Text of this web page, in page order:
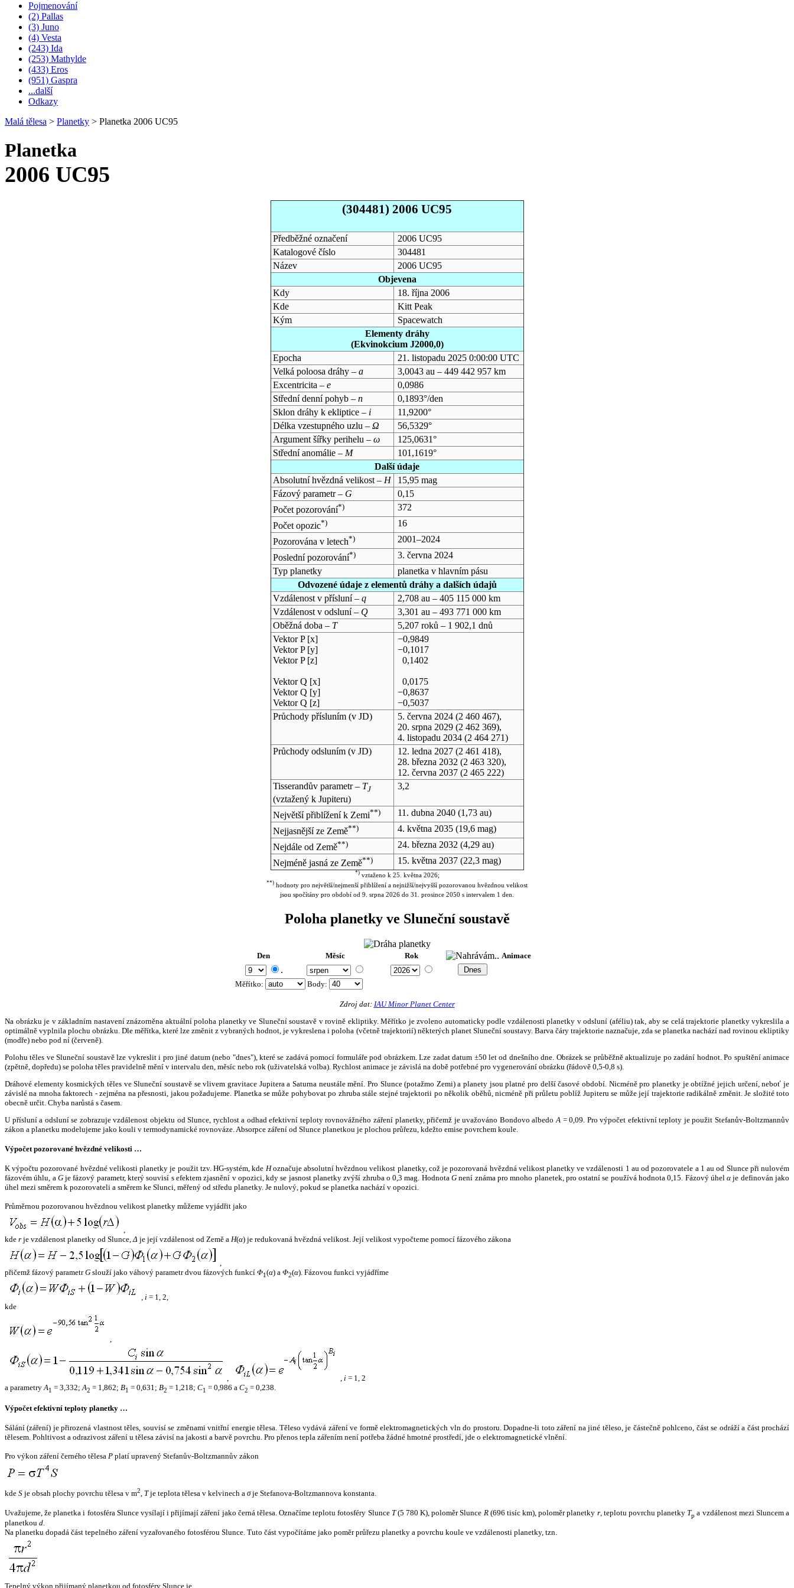
Pojmenování
(2) Pallas
(3) Juno
(4) Vesta
(243) Ida
(253) Mathylde
(433) Eros
(951) Gaspra
...další
Odkazy
Malá tělesa > Planetky > Planetka 2006 UC95
Planetka
2006 UC95
(304481) 2006 UC95
Předběžné označení
2006 UC95
Katalogové číslo
304481
Název
2006 UC95
Objevena
Kdy
18. října 2006
Kde
Kitt Peak
Kým
Spacewatch
Elementy dráhy
(Ekvinokcium J2000,0)
Epocha
21. listopadu 2025 0:00:00 UTC
Velká poloosa dráhy – a
3,0043 au – 449 442 957 km
Excentricita – e
0,0986
Střední denní pohyb – n
0,1893°/den
Sklon dráhy k ekliptice – i
11,9200°
Délka vzestupného uzlu – Ω
56,5329°
Argument šířky perihelu – ω
125,0631°
Střední anomálie – M
101,1619°
Další údaje
Absolutní hvězdná velikost – H
15,95 mag
Fázový parametr – G
0,15
Počet pozorování*)
372
Počet opozic*)
16
Pozorována v letech*)
2001–2024
Poslední pozorování*)
3. června 2024
Typ planetky
planetka v hlavním pásu
Odvozené údaje z elementů dráhy a dalších údajů
Vzdálenost v přísluní – q
2,708 au – 405 115 000 km
Vzdálenost v odsluní – Q
3,301 au – 493 771 000 km
Oběžná doba – T
5,207 roků – 1 902,1 dnů
Vektor P [x]
Vektor P [y]
Vektor P [z]
Vektor Q [x]
Vektor Q [y]
Vektor Q [z]
−0,9849
−0,1017
0,1402
0,0175
−0,8637
−0,5037
Průchody přísluním (v JD) 5. června 2024(2 460 467),
20. srpna 2029(2 462 369),
4. listopadu 2034(2 464 271)
Průchody odsluním (v JD) 12. ledna 2027(2 461 418),
28. března 2032 (2 463 320),
12. června 2037(2 465 222)
Tisserandův parametr – TJ
(vztažený k Jupiteru)
3,2
Největší přiblížení k Zemi**) 11. dubna 2040(1,73 au)
Nejjasnější ze Země**) 4. května 2035(19,6 mag)
Nejdále od Země**) 24. března 2032 (4,29 au)
Nejméně jasná ze Země**) 15. května 2037(22,3 mag)
*)vztaženo k 25. května 2026;
**) hodnoty pro největší/nejmenší přiblížení a nejnižší/nejvyšší pozorovanou hvězdnou velikost
jsou spočítány pro období od 9. srpna 2026 do 31. prosince 2050 s intervalem 1 den.
Poloha planetky ve Sluneční soustavě
Den Měsíc Rok Animace
.
Měřítko: Body:
Zdroj dat: IAU Minor Planet Center
Na obrázku je v základním nastavení znázorněna aktuální poloha planetky ve Sluneční soustavě v rovině ekliptiky. Měřítko je zvoleno automaticky podle vzdálenosti planetky v odsluní (aféliu) tak, aby se celá trajektorie planetky vykreslila a
optimálně vyplnila plochu obrázku. Dle měřítka, které lze změnit z vybraných hodnot, je vykreslena i poloha (včetně trajektorií) některých planet Sluneční soustavy. Barva čáry trajektorie naznačuje, zda se planetka nachází nad rovinou ekliptiky
(modře) nebo pod ní (červeně).
Polohu těles ve Sluneční soustavě lze vykreslit i pro jiné datum (nebo "dnes"), které se zadává pomocí formuláře pod obrázkem. Lze zadat datum ±50 let od dnešního dne. Obrázek se průběžně aktualizuje po zadání hodnot. Po spuštění animace
(zpětně, dopředu) se poloha těles pravidelně mění v intervalu den, měsíc nebo rok (uživatelská volba). Rychlost animace je závislá na době potřebné pro vygenerování obrázku (řádově 0,5-0,8 s).
Dráhové elementy kosmických těles ve Sluneční soustavě se vlivem gravitace Jupitera a Saturna neustále mění. Pro Slunce (potažmo Zemi) a planety jsou platné pro delší časové období. Nicméně pro planetky je obtížné jejich určení, neboť je
závislé na mnoha faktorech - zejména na přesnosti, jakou požadujeme. Planetka se může pohybovat po zhruba stále stejné trajektorii po několik oběhů, nicméně při průletu poblíž Jupiteru se může její trajektorie radikálně změnit. Je složité toto
obecně určit. Chyba narůstá s časem.
U přísluní a odsluní se zobrazuje vzdálenost objektu od Slunce, rychlost a odhad efektivní teploty rovnovážného záření planetky, přičemž je uvažováno Bondovo albedo A = 0,09. Pro výpočet efektivní teploty je použit Stefanův-Boltzmannův
zákon a planetku modelujeme jako kouli v termodynamické rovnováze. Absorpce záření od Slunce planetkou je plochou průřezu, kdežto emise povrchem koule.
Výpočet pozorované hvězdné velikosti …
K výpočtu pozorované hvězdné velikosti planetky je použit tzv. HG-systém, kde Hoznačuje absolutní hvězdnou velikost planetky, což je pozorovaná hvězdná velikost planetky ve vzdálenosti 1 au od pozorovatele a 1 au od Slunce při nulovém
fázovém úhlu, a Gje fázový parametr, který souvisí s efektem zjasnění v opozici, kdy se jasnost planetky zvýší zhruba o 0,3 mag. HodnotaG není známa pro mnoho planetek, pro ostatní se používá hodnota 0,15. Fázový úhelα je definován jako
úhel mezi směrem k pozorovateli a směrem ke Slunci, měřený od středu planetky. Je nulový, pokud se planetka nachází v opozici.
Průměrnou pozorovanou hvězdnou velikost planetky můžeme vyjádřit jako
,
kde r je vzdálenost planetky od Slunce,Δ je její vzdálenost od Země a H(α) je redukovaná hvězdná velikost. Její velikost vypočteme pomocí fázového zákona
,
přičemž fázový parametrG slouží jako váhový parametr dvou fázových funkcí Φ1(α) a Φ2(α). Fázovou funkci vyjádříme
, i = 1, 2,
kde
,
, , i = 1, 2
a parametryA1 = 3,332;A2 = 1,862; B1 = 0,631; B2 = 1,218; C1 = 0,986 a C2 = 0,238.
Výpočet efektivní teploty planetky …
Sálání (záření) je přirozená vlastnost těles, souvisí se změnami vnitřní energie tělesa. Těleso vydává záření ve formě elektromagnetických vln do prostoru. Dopadne-li toto záření na jiné těleso, je částečně pohlceno, část se odráží a část prochází
tělesem. Pohltivost a odrazivost záření u tělesa závisí na jakosti a barvě povrchu. Pro přenos tepla zářením není potřeba žádné hmotné prostředí, jde o elektromagnetické vlnění.
Pro výkon záření černého tělesa P platí upravený Stefanův-Boltzmannův zákon
kde S je obsah plochy povrchu tělesa v m2, Tje teplota tělesa v kelvinech a σje Stefanova-Boltzmannova konstanta.
Uvažujeme, že planetka i fotosféra Slunce vysílají i přijímají záření jako černá tělesa. Označíme teplotu fotosféry Slunce T(5 780 K), poloměr Slunce R(696 tisíc km), poloměr planetky r, teplotu povrchu planetky Tp a vzdálenost mezi Sluncem a
planetkou d.
Na planetku dopadá část tepelného záření vyzařovaného fotosférou Slunce. Tuto část vypočítáme jako poměr průřezu planetky a povrchu koule ve vzdálenosti planetky, tzn.
Tepelný výkon přijímaný planetkou od fotosféry Slunce je